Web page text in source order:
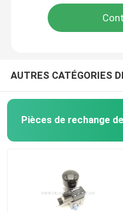
Visite d'usine
Contrôle de la qualité
Demande de
AUTRES CATÉGORIES
Pièces de rechange